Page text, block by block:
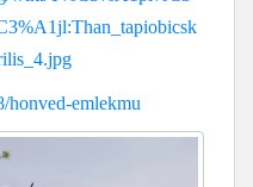
honved-emlekmu